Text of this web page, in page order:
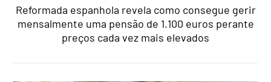
Reformada espanhola revela como consegue gerir
mensalmente uma pensão de 1.100 euros perante
preços cada vez mais elevados